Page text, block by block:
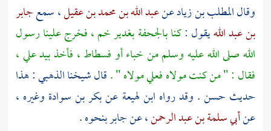
وقالالمطلب بن زيادعنعبد الله بن محمد بن عقيل، سمعجابر
بن عبد اللهيقول :كنا بالجحفةبغدير خم ،فخرج علينا رسول
الله صلى الله عليه وسلم منخباءأوفسطاط ، فأخذ بيدعلي،
فقال : " من كنت مولاه فعلي مولاه " .قال شيخناالذهبي: هذا
حديث حسن . وقد رواه ابن لهيعة عنبكر بن سوادة وغيره ،
عنأبي سلمة بن عبد الرحمن، عنجابربنحوه .